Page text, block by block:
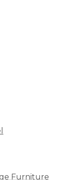
Furniture